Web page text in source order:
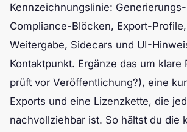
Kennzeichnungslinie:
Compliance-Blöcken, Export-
Weitergabe, Sidecars und UI-
Kontaktpunkt. Ergänze das um klare
prüft vor Veröffentlichung?), eine
Exports und eine Lizenzkette, die
nachvollziehbar ist. So hältst du die